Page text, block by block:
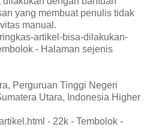
yang membuat penulis tidak
manual.
artikel-bisa-dilakukan-
- Halaman sejenis
Perguruan Tinggi Negeri
Utara, Indonesia Higher
- 22k - Tembolok -